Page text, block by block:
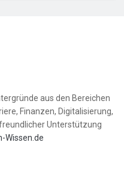
aus den Bereichen
Finanzen, Digitalisierung,
Unterstützung
Wissen.de